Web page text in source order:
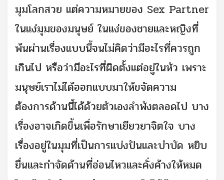
มุมโลกสวย แต่ความหมายของ Sex Partner
ในแง่มุมของมนุษย์ ในแง่ของชายและหญิงที่
พ้นผ่านเรื่องแบบนี้จนไม่คิดว่ามีอะไรที่ควรถูก
เกินไป หรือว่ามีอะไรที่ผิดตั้งแต่อยู่ในหัว เพราะ
มนุษย์เราไม่ได้ออกแบบมาให้ขจัดความ
ต้องการด้านนี้ได้ด้วยตัวเองลำพังตลอดไป บาง
เรื่องอาจเกิดขึ้นเพื่อรักษาเยียวยาจิตใจ บาง
เรื่องอยู่ในมุมที่เป็นการแบ่งปันและบำบัด หยิบ
ยื่นและกำจัดด้านที่อ่อนไหวและคั่งค้างให้หมด